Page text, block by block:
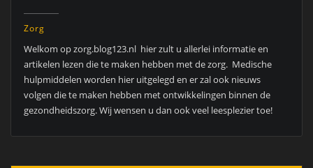
Zorg
Welkom op zorg.blog123.nl hier zult u allerlei informatie en
artikelen lezen die te maken hebben met de zorg. Medische
hulpmiddelen worden hier uitgelegd en er zal ook nieuws
volgen die te maken hebben met ontwikkelingen binnen de
gezondheidszorg. Wij wensen u dan ook veel leesplezier toe!